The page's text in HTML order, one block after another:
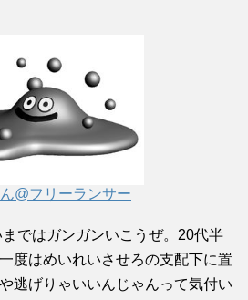
@フリーランサー
ではガンガンいこうぜ。20代半
度はめいれいさせろの支配下に置
逃げりゃいいんじゃんって気付い